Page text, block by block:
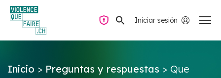
Iniciar sesión
Preguntas y respuestas
Navegación privada
Inicio > Preguntas y respuestas > Que